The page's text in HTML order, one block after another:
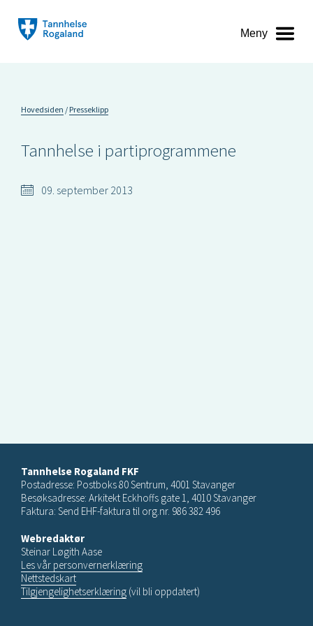
Meny
Hovedsiden Presseklipp
Tannhelse i partiprogrammene
09. september 2013
Tannhelse Rogaland FKF
Postadresse: Postboks 80 Sentrum, 4001 Stavanger
Besøksadresse: Arkitekt Eckhoffs gate 1, 4010 Stavanger
Faktura: Send EHF-faktura til org.nr. 986 382 496
Webredaktør
Steinar Løgith Aase
Les vår personvernerklæring
Nettstedskart
Tilgjengelighetserklæring (vil bli oppdatert)